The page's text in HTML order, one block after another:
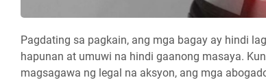
Pagdating sa pagkain, ang mga bagay ay hindi
hapunan at umuwi na hindi gaanong masaya.
magsagawa ng legal na aksyon, ang mga